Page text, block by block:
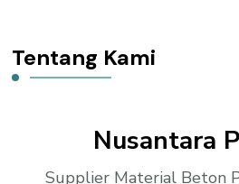
Tentang Kami
Nusantara
Supplier Material Beton